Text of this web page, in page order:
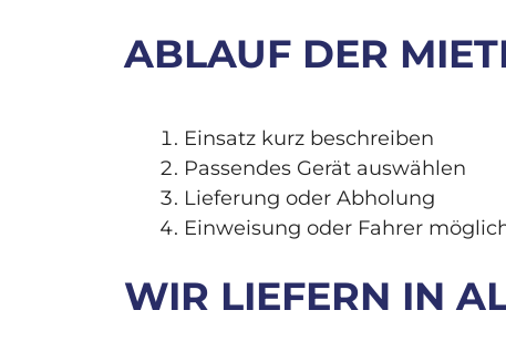
ABLAUF DER
Einsatz kurz beschreiben
Passendes Gerät auswählen
Lieferung oder Abholung
Einweisung oder Fahrer
WIR LIEFERN IN